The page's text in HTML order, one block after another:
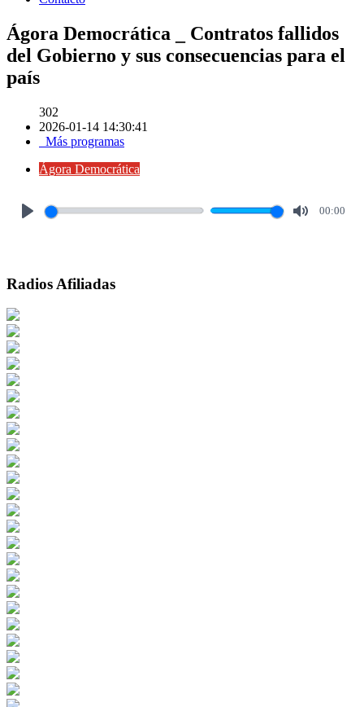
Ágora Democrática _ Contratos fallidos
del Gobierno y sus consecuencias para el
país
302
2026-01-14 14:30:41
Más programas
Ágora Democrática
00:00
Radios Afiliadas